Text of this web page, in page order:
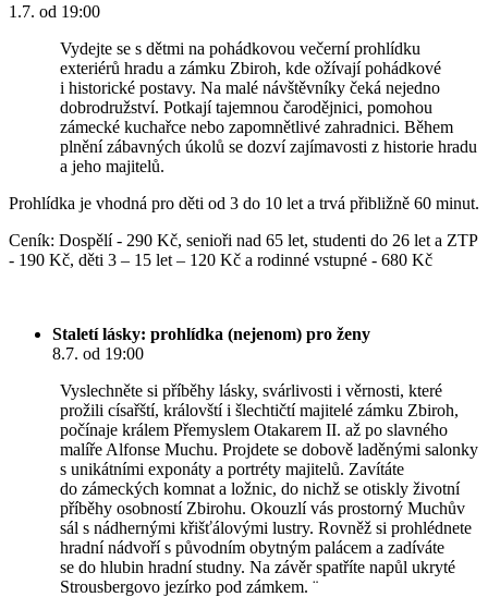
1.7. od 19:00
Vydejte se s dětmi na pohádkovou večerní prohlídku
exteriérů hradu a zámku Zbiroh, kde ožívají pohádkové
i historické postavy. Na malé návštěvníky čeká nejedno
dobrodružství. Potkají tajemnou čarodějnici, pomohou
zámecké kuchařce nebo zapomnětlivé zahradnici. Během
plnění zábavných úkolů se dozví zajímavosti z historie hradu
a jeho majitelů.
Prohlídka je vhodná pro děti od 3 do 10 let a trvá přibližně 60 minut.
Ceník: Dospělí - 290 Kč, senioři nad 65 let, studenti do 26 let a ZTP
- 190 Kč, děti 3 – 15 let – 120 Kč a rodinné vstupné - 680 Kč
Staletí lásky: prohlídka (nejenom) pro ženy
8.7. od 19:00
Vyslechněte si příběhy lásky, svárlivosti i věrnosti, které
prožili císařští, královští i šlechtičtí majitelé zámku Zbiroh,
počínaje králem Přemyslem Otakarem II. až po slavného
malíře Alfonse Muchu. Projdete se dobově laděnými salonky
s unikátními exponáty a portréty majitelů. Zavítáte
do zámeckých komnat a ložnic, do nichž se otiskly životní
příběhy osobností Zbirohu. Okouzlí vás prostorný Muchův
sál s nádhernými křišťálovými lustry. Rovněž si prohlédnete
hradní nádvoří s původním obytným palácem a zadíváte
se do hlubin hradní studny. Na závěr spatříte napůl ukryté
Strousbergovo jezírko pod zámkem. ¨